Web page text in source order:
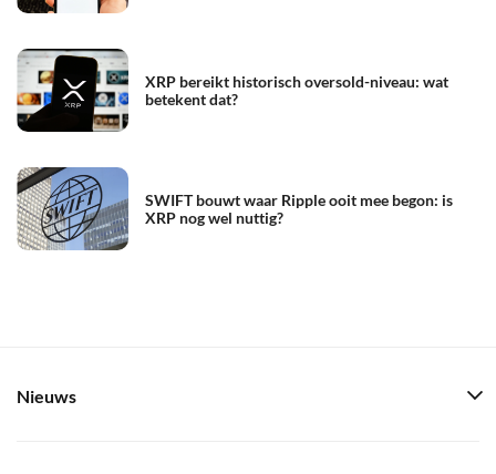
XRP bereikt historisch oversold-niveau: wat
betekent dat?
SWIFT bouwt waar Ripple ooit mee begon: is
XRP nog wel nuttig?
Nieuws